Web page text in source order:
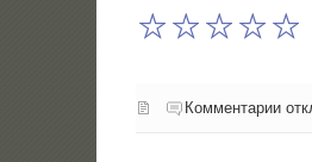
Комментарии